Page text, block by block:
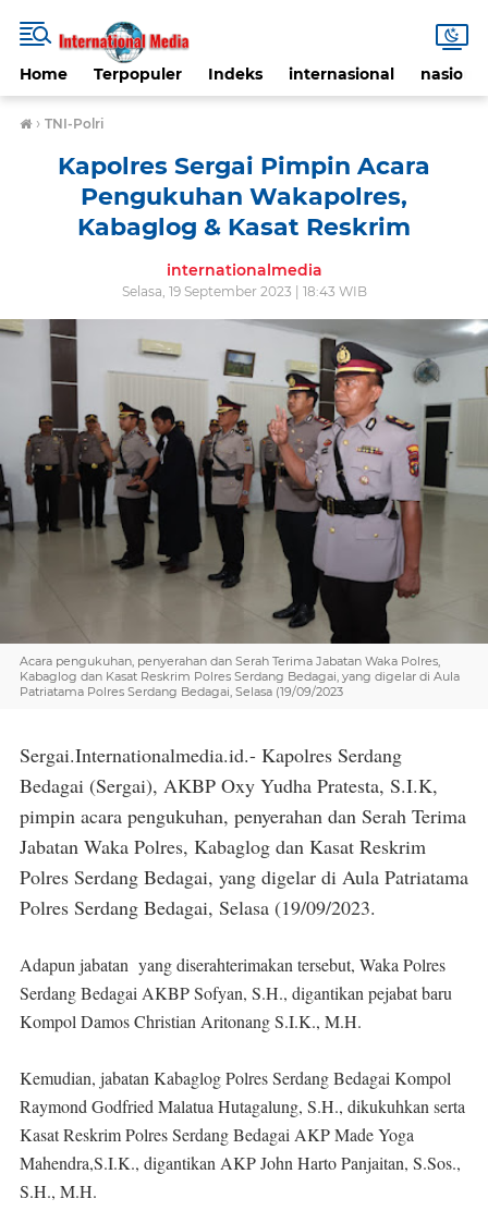
Home Terpopuler Indeks internasional nasional
› TNI-Polri
Kapolres Sergai Pimpin Acara
Pengukuhan Wakapolres,
Kabaglog & Kasat Reskrim
internationalmedia
Selasa, 19 September 2023 | 18:43 WIB
Acara pengukuhan, penyerahan dan Serah Terima Jabatan Waka Polres,
Kabaglog dan Kasat Reskrim Polres Serdang Bedagai, yang digelar di Aula
Patriatama Polres Serdang Bedagai, Selasa (19/09/2023
Sergai.Internationalmedia.id.- Kapolres Serdang
Bedagai (Sergai), AKBP Oxy Yudha Pratesta, S.I.K,
pimpin acara pengukuhan, penyerahan dan Serah Terima
Jabatan Waka Polres, Kabaglog dan Kasat Reskrim
Polres Serdang Bedagai, yang digelar di Aula Patriatama
Polres Serdang Bedagai, Selasa (19/09/2023.
Adapun jabatan yang diserahterimakan tersebut, Waka Polres
Serdang Bedagai AKBP Sofyan, S.H., digantikan pejabat baru
Kompol Damos Christian Aritonang S.I.K., M.H.
Kemudian, jabatan Kabaglog Polres Serdang Bedagai Kompol
Raymond Godfried Malatua Hutagalung, S.H., dikukuhkan serta
Kasat Reskrim Polres Serdang Bedagai AKP Made Yoga
Mahendra,S.I.K., digantikan AKP John Harto Panjaitan, S.Sos.,
S.H., M.H.